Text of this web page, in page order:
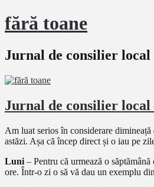
fără toane
Jurnal de consilier local
Jurnal de consilier local
Am luat serios în considerare
astăzi. Așa că încep direct și o iau pe
Luni – Pentru că urmează o
ore. Într-o zi o să vă dau un exemplu